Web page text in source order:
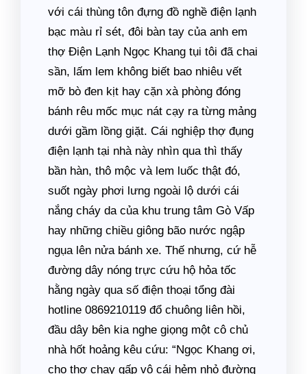
với cái thùng tôn đựng đồ nghề điện lạnh
bạc màu rỉ sét, đôi bàn tay của anh em
thợ Điện Lạnh Ngọc Khang tụi tôi đã chai
sần, lấm lem không biết bao nhiêu vết
mỡ bò đen kịt hay cặn xà phòng đóng
bánh rêu mốc mục nát cạy ra từng mảng
dưới gầm lồng giặt. Cái nghiệp thợ đụng
điện lạnh tại nhà này nhìn qua thì thấy
bần hàn, thô mộc và lem luốc thật đó,
suốt ngày phơi lưng ngoài lộ dưới cái
nắng cháy da của khu trung tâm Gò Vấp
hay những chiều giông bão nước ngập
ngụa lên nửa bánh xe. Thế nhưng, cứ hễ
đường dây nóng trực cứu hộ hỏa tốc
hằng ngày qua số điện thoại tổng đài
hotline 0869210119 đổ chuông liên hồi,
đầu dây bên kia nghe giọng một cô chủ
nhà hốt hoảng kêu cứu: “Ngọc Khang ơi,
cho thợ chạy gấp vô cái hẻm nhỏ đường